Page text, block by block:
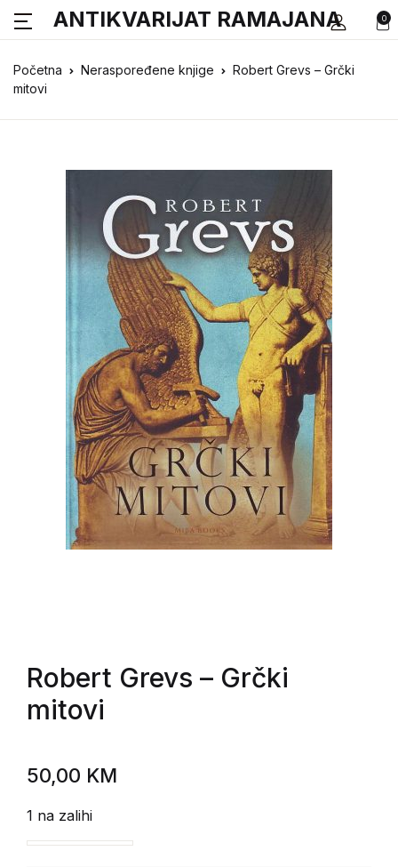
0
ANTIKVARIJAT RAMAJANA
Početna Neraspoređene knjige
Robert Grevs – Grčki
mitovi
Robert Grevs – Grčki
mitovi
50,00 KM
1 na zalihi